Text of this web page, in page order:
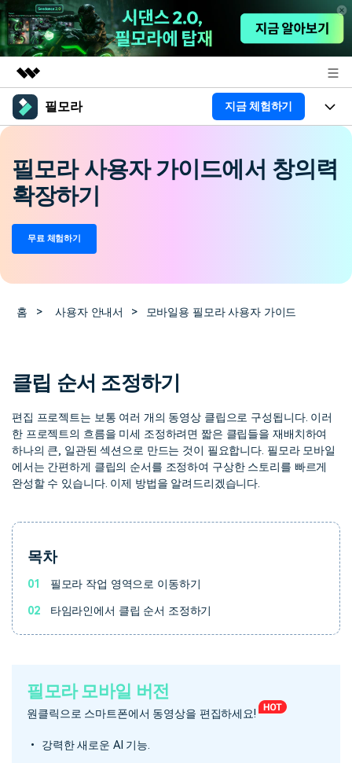
주요 제품
유틸리티
개요
솔루션
회사 소개
뉴스룸
필모라 지금 체험하기
플랫폼
AI
AI 꿀팁
영상 편집 자료실
필모라 정보
기타 콘텐츠
가격 로그인
검색
필모라 사용자 가이드에서 창의력
확장하기
무료 체험하기
홈 > 사용자 안내서 > 모바일용 필모라 사용자 가이드
클립 순서 조정하기
편집 프로젝트는 보통 여러 개의 동영상 클립으로 구성됩니다. 이러
한 프로젝트의 흐름을 미세 조정하려면 짧은 클립들을 재배치하여
하나의 큰, 일관된 섹션으로 만드는 것이 필요합니다. 필모라 모바일
에서는 간편하게 클립의 순서를 조정하여 구상한 스토리를 빠르게
완성할 수 있습니다. 이제 방법을 알려드리겠습니다.
목차
01 필모라 작업 영역으로 이동하기
02 타임라인에서 클립 순서 조정하기
필모라 모바일 버전
원클릭으로 스마트폰에서 동영상을 편집하세요!
• 강력한 새로운 AI 기능.